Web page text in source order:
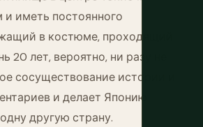
иметь постоянного
в костюме, проходящий
лет, вероятно, ни разу не
сосуществование истории и
и делает Японию
другую страну.